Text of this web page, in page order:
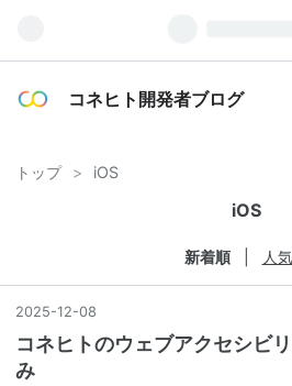
コネヒト開発者ブログ
トップ > iOS
iOS
新着順 人
2025-12-08
コネヒトのウェブアクセシビ
み